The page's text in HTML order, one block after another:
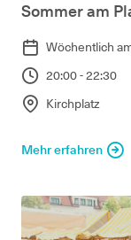
Sommer am
Wöchentlich
20:00 - 22:30
Kirchplatz
Mehr erfahren